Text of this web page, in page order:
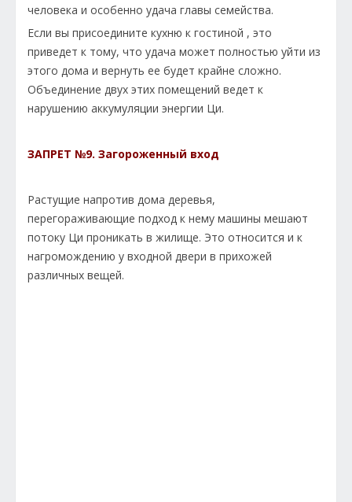
человека и особенно удача главы семейства.
Если вы присоедините кухню к гостиной , это
приведет к тому, что удача может полностью уйти из
этого дома и вернуть ее будет крайне сложно.
Объединение двух этих помещений ведет к
нарушению аккумуляции энергии Ци.
ЗАПРЕТ №9. Загороженный вход
Растущие напротив дома деревья,
перегораживающие подход к нему машины мешают
потоку Ци проникать в жилище. Это относится и к
нагромождению у входной двери в прихожей
различных вещей.